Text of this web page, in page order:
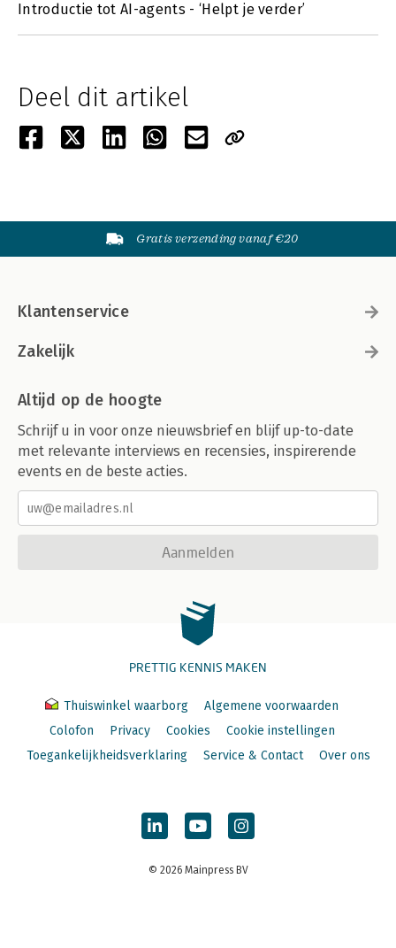
Introductie tot AI-agents - ‘Helpt je verder’
Deel dit artikel
Gratis verzending vanaf €20
Klantenservice
Zakelijk
Altijd op de hoogte
Schrijf u in voor onze nieuwsbrief en blijf up-to-date
met relevante interviews en recensies, inspirerende
events en de beste acties.
Aanmelden
PRETTIG KENNIS MAKEN
Thuiswinkel waarborg
Algemene voorwaarden
Colofon
Privacy Cookies
Cookie instellingen
Toegankelijkheidsverklaring
Service & Contact Over ons
© 2026 Mainpress BV